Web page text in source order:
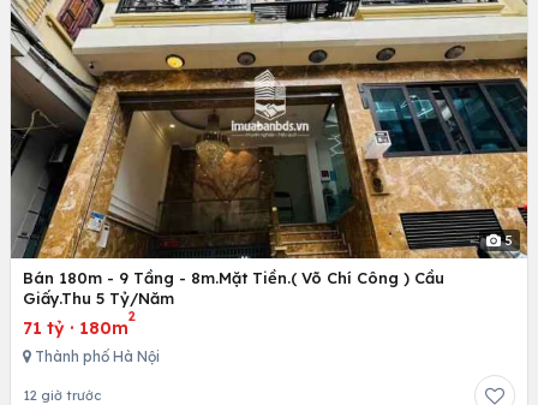
5
Bán 180m - 9 Tầng - 8m.Mặt Tiền.( Võ Chí Công ) Cầu
Giấy.Thu 5 Tỷ/Năm
71 tỷ · 180m
2
Thành phố Hà Nội
12 giờ trước